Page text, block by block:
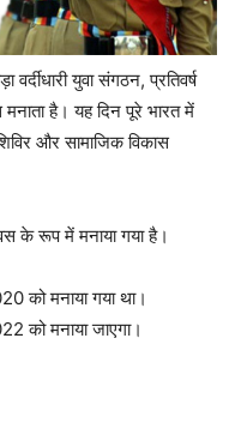
युवा संगठन, प्रतिवर्ष
है। यह दिन पूरे भारत में
और सामाजिक विकास
के रूप में मनाया गया है।
को मनाया गया था।
को मनाया जाएगा।